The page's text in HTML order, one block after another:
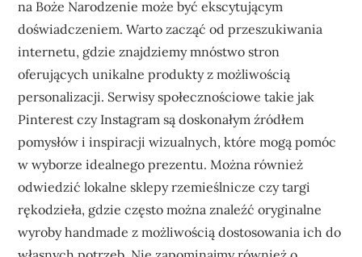
na Boże Narodzenie może być ekscytującym
doświadczeniem. Warto zacząć od przeszukiwania
internetu, gdzie znajdziemy mnóstwo stron
oferujących unikalne produkty z możliwością
personalizacji. Serwisy społecznościowe takie jak
Pinterest czy Instagram są doskonałym źródłem
pomysłów i inspiracji wizualnych, które mogą pomóc
w wyborze idealnego prezentu. Można również
odwiedzić lokalne sklepy rzemieślnicze czy targi
rękodzieła, gdzie często można znaleźć oryginalne
wyroby handmade z możliwością dostosowania ich do